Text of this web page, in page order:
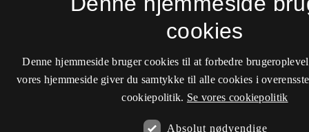
cookies
Denne hjemmeside bruger cookies til at forbedre
vores hjemmeside giver du samtykke til alle cookies i
cookiepolitik. Se vores cookiepolitik
Absolut nødvendige